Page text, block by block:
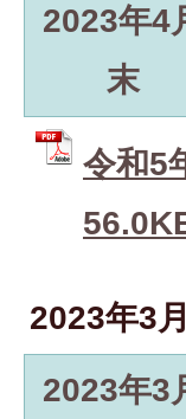
2023年4
末
令和5
2023年3
2023年3